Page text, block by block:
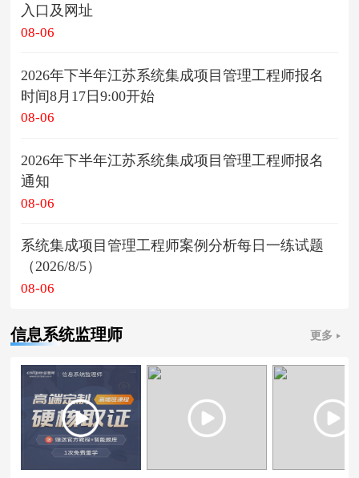
入口及网址
08-06
2026年下半年江苏系统集成项目管理工程师报名
时间8月17日9:00开始
08-06
2026年下半年江苏系统集成项目管理工程师报名
通知
08-06
系统集成项目管理工程师案例分析每日一练试题
（2026/8/5）
08-06
信息系统监理师 更多